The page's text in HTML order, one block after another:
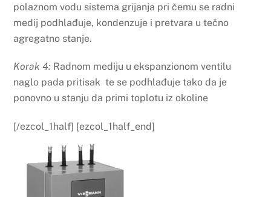
polaznom vodu sistema grijanja pri čemu se radni
medij podhlađuje, kondenzuje i pretvara u tečno
agregatno stanje.
Korak 4: Radnom mediju u ekspanzionom ventilu
naglo pada pritisak te se podhlađuje tako da je
ponovno u stanju da primi toplotu iz okoline
[/ezcol_1half] [ezcol_1half_end]